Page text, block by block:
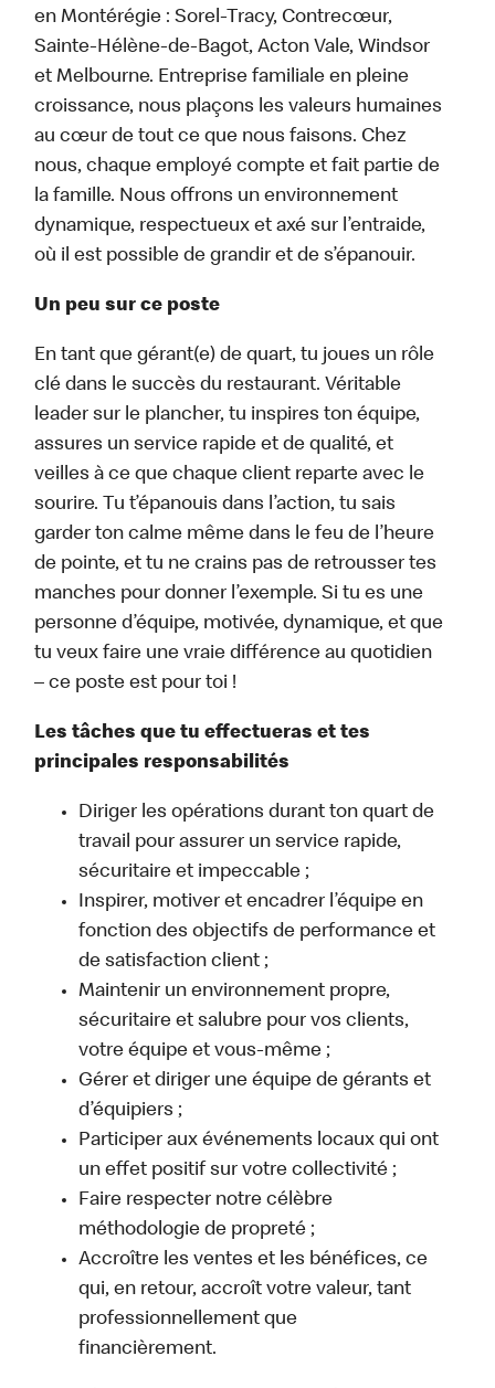
en Montérégie : Sorel-Tracy, Contrecœur,
Sainte-Hélène-de-Bagot, Acton Vale, Windsor
et Melbourne. Entreprise familiale en pleine
croissance, nous plaçons les valeurs humaines
au cœur de tout ce que nous faisons. Chez
nous, chaque employé compte et fait partie de
la famille. Nous offrons un environnement
dynamique, respectueux et axé sur l’entraide,
où il est possible de grandir et de s’épanouir.
Un peu sur ce poste
En tant que gérant(e) de quart, tu joues un rôle
clé dans le succès du restaurant. Véritable
leader sur le plancher, tu inspires ton équipe,
assures un service rapide et de qualité, et
veilles à ce que chaque client reparte avec le
sourire. Tu t’épanouis dans l’action, tu sais
garder ton calme même dans le feu de l’heure
de pointe, et tu ne crains pas de retrousser tes
manches pour donner l’exemple. Si tu es une
personne d’équipe, motivée, dynamique, et que
tu veux faire une vraie différence au quotidien
– ce poste est pour toi !
Les tâches que tu effectueras et tes
principales responsabilités
Diriger les opérations durant ton quart de
travail pour assurer un service rapide,
sécuritaire et impeccable ;
Inspirer, motiver et encadrer l’équipe en
fonction des objectifs de performance et
de satisfaction client ;
Maintenir un environnement propre,
sécuritaire et salubre pour vos clients,
votre équipe et vous-même ;
Gérer et diriger une équipe de gérants et
d’équipiers ;
Participer aux événements locaux qui ont
un effet positif sur votre collectivité ;
Faire respecter notre célèbre
méthodologie de propreté ;
Accroître les ventes et les bénéfices, ce
qui, en retour, accroît votre valeur, tant
professionnellement que
financièrement.